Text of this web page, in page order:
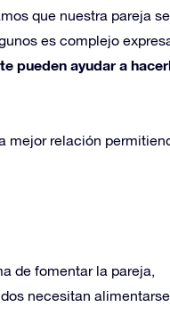
que nuestra pareja
es complejo
pueden ayudar a
mejor relación
de fomentar la pareja,
necesitan